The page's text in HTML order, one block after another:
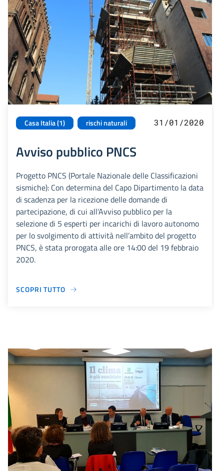
Casa Italia (1) rischi naturali 31/01/2020
Avviso pubblico PNCS
Progetto PNCS (Portale Nazionale delle Classificazioni
sismiche): Con determina del Capo Dipartimento la data
di scadenza per la ricezione delle domande di
partecipazione, di cui all’Avviso pubblico per la
selezione di 5 esperti per incarichi di lavoro autonomo
per lo svolgimento di attività nell’ambito del progetto
PNCS, è stata prorogata alle ore 14:00 del 19 febbraio
2020.
SCOPRI TUTTO